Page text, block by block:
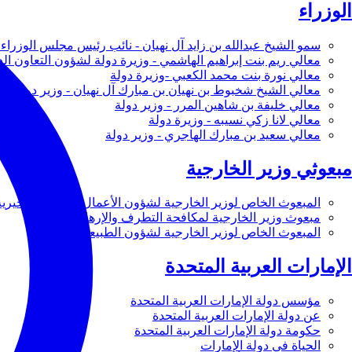
الوزراء
سمو الشيخ عبدالله بن زايد آل نهيان - نائب رئيس مجلس الوزراء
معالي ريم بنت إبراهيم الهاشمي - وزيرة دولة لشؤون التعاون
معالي نورة بنت محمد الكعبي -وزيرة دولة
معالي الشيخ شخبوط بن نهيان بن مبارك آل نهيان - وزير دولة
معالي خليفة بن شاهين المرر - وزير دولة
معالي لانا زكي نسيبه - وزيرة دولة
معالي سعيد بن مبارك الهاجري - وزير دولة
مبعوثي وزير الخارجية
المبعوث الخاص لوزير الخارجية لشؤون الأعمال والأعمال
مبعوث وزير الخارجية لمكافحة التطرف والإرهاب
المبعوث الخاص لوزير الخارجية لشؤون الطبيعة
الإمارات العربية المتحدة
مؤسس دولة الإمارات العربية المتحدة
عن دولة الإمارات العربية المتحدة
حكومة دولة الإمارات العربية المتحدة
الحياة في دولة الإمارات